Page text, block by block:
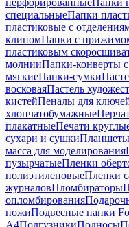
перфорированныеПапки
специальныеПапки
пластиковые с
клипомПапки с
пластиковым
молнииПапки-конверты
мягкиеПапки-сумки
восковаяПастель
кистейПеналы для
хлопчатобумажные
плакатныеПечати
сухари и сушки
масса для моделирования
пузырчатыеПленки
полиэтиленовыеПленки
журналовПломбираторы
опломбирования
ножиПодвесные папки
А4ПодгузникиПодносы